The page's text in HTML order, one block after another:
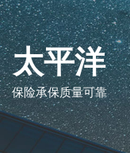
太平洋
保险承保质量可靠